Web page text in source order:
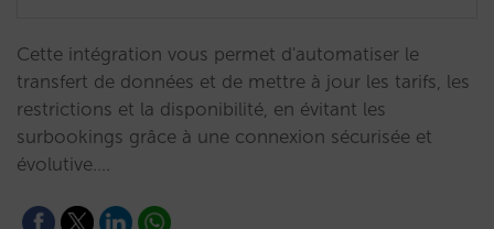
Cette intégration vous permet d'automatiser le
transfert de données et de mettre à jour les tarifs, les
restrictions et la disponibilité, en évitant les
surbookings grâce à une connexion sécurisée et
évolutive.…